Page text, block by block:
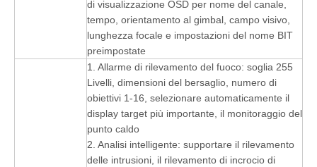
di visualizzazione OSD per nome del canale,
tempo, orientamento al gimbal, campo visivo,
lunghezza focale e impostazioni del nome BIT
preimpostate
1. Allarme di rilevamento del fuoco: soglia 255
Livelli, dimensioni del bersaglio, numero di
obiettivi 1-16, selezionare automaticamente il
display target più importante, il monitoraggio del
punto caldo
2. Analisi intelligente: supportare il rilevamento
delle intrusioni, il rilevamento di incrocio di